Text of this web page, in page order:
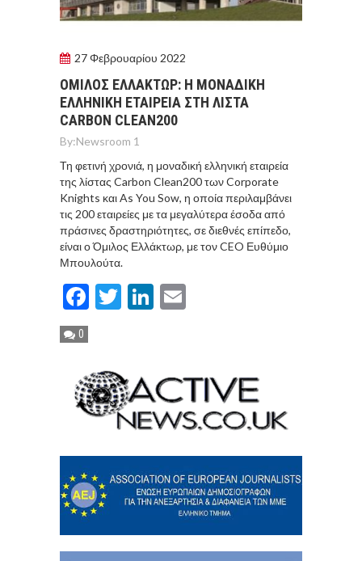
27 Φεβρουαρίου 2022
ΟΜΙΛΟΣ ΕΛΛΑΚΤΩΡ: Η ΜΟΝΑΔΙΚΗ
ΕΛΛΗΝΙΚΗ ΕΤΑΙΡΕΙΑ ΣΤΗ ΛΙΣΤΑ
CARBON CLEAN200
By:Newsroom 1
Τη φετινή χρονιά, η μοναδική ελληνική εταιρεία
της λίστας Carbon Clean200 των Corporate
Knights και As You Sow, η οποία περιλαμβάνει
τις 200 εταιρείες με τα μεγαλύτερα έσοδα από
πράσινες δραστηριότητες, σε διεθνές επίπεδο,
είναι ο Όμιλος Ελλάκτωρ, με τον CEO Ευθύμιο
Μπουλούτα.
Facebook
TwitterLinkedIn
0